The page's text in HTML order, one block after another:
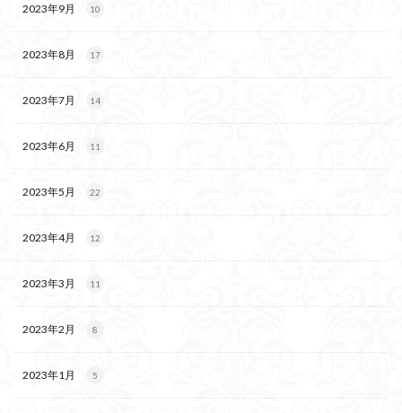
2023年9月 10
2023年8月 17
2023年7月 14
2023年6月 11
2023年5月 22
2023年4月 12
2023年3月 11
2023年2月 8
2023年1月 5